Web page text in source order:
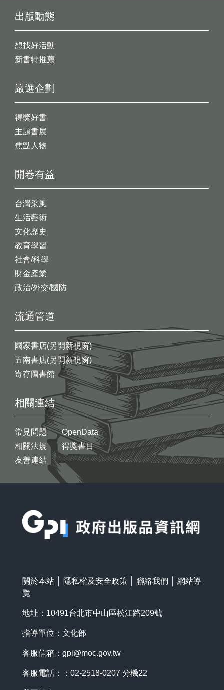
出版動態
想找好活動
新書特推薦
開卷有益
台灣采風
生活藝術
文化歷史
教育學習
社會/科學
財金產業
政治/外交/國防
嚴選企劃
得獎好書
主題書展
焦點人物
流通管道
國家書店(另開新視窗)
五南書店(另開新視窗)
寄存圖書館
相關連結
常見問題
相關法規
友善連結
OpenData
得獎書目
關於本站 隱私權及安全政策 聯絡我們
網站導
覽
地址：10491台北市中山區松江路209號
指導單位：文化部
客服信箱： gpi@moc.gov.tw
客服電話：：02-2518-0207 分機22